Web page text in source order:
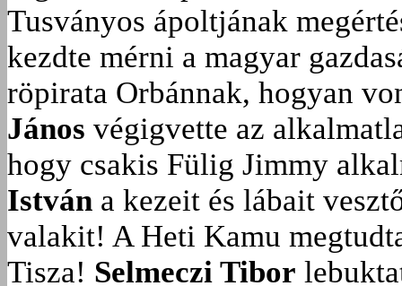
Tusványos ápoltjának
kezdte mérni a magyar
röpirata Orbánnak, hogyan
János végigvette az
hogy csakis Fülig Jimmy
István a kezeit és lábait
valakit! A Heti Kamu
Tisza! Selmeczi Tibor